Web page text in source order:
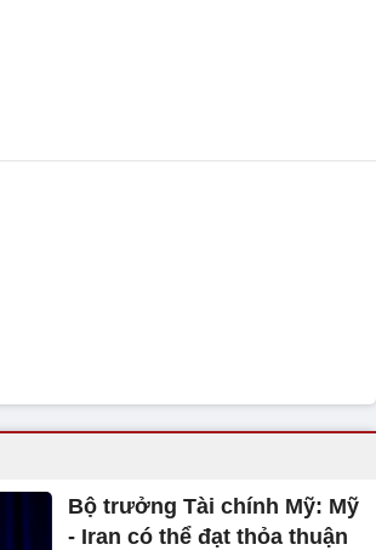
Bộ trưởng Tài chính Mỹ: Mỹ
- Iran có thể đạt thỏa thuận